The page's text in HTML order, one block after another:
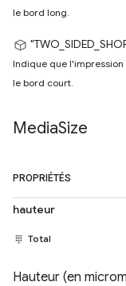
le bord long.
Indique que
le bord court.
MediaSize
PROPRIÉTÉS
hauteur
Total
Hauteur (en